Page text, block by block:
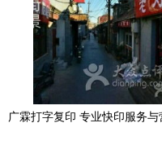
广霖打字复印 专业快印服务